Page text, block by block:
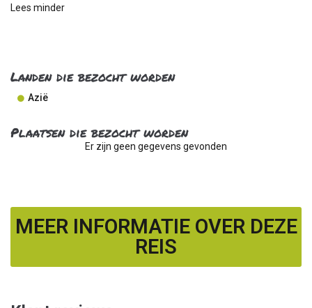
Lees minder
Landen die bezocht worden
Azië
Plaatsen die bezocht worden
Er zijn geen gegevens gevonden
MEER INFORMATIE OVER DEZE
REIS